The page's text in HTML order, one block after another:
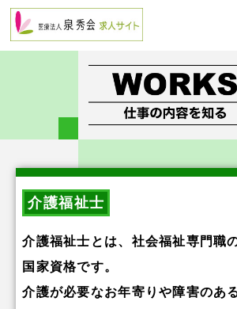
介護福祉士
介護福祉士とは、社会福祉専門職
国家資格です。
介護が必要なお年寄りや障害のあ